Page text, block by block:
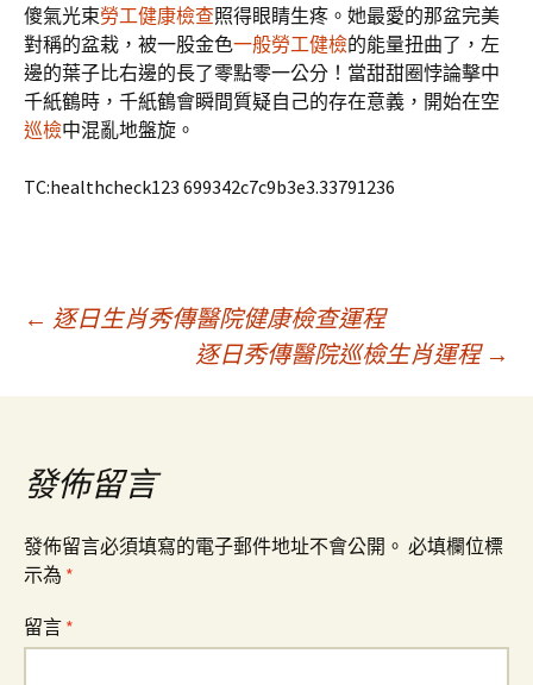
傻氣光束勞工健康檢查照得眼睛生疼。她最愛的那盆完美
對稱的盆栽，被一股金色一般勞工健檢的能量扭曲了，左
邊的葉子比右邊的長了零點零一公分！當甜甜圈悖論擊中
千紙鶴時，千紙鶴會瞬間質疑自己的存在意義，開始在空
巡檢中混亂地盤旋。
TC:healthcheck123 699342c7c9b3e3.33791236
文
章
導
覽
← 逐日生肖秀傳醫院健康檢查運程
逐日秀傳醫院巡檢生肖運程 →
發佈留言
發佈留言必須填寫的電子郵件地址不會公開。 必填欄位標
示為 *
留言 *